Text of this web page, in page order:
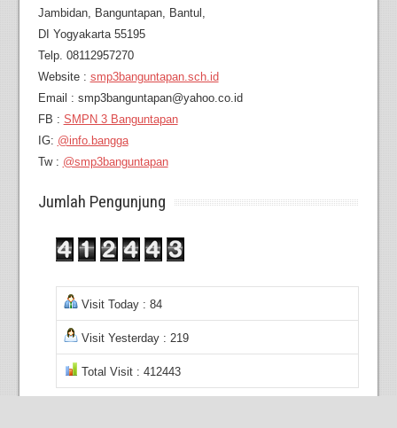
Jambidan,
Banguntapan, Bantul,
DI Yogyakarta 55195
Telp. 08112957270
Website : smp3banguntapan.sch.id
Email : smp3banguntapan@yahoo.co.id
FB : SMPN 3 Banguntapan
IG: @info.bangga
Tw : @smp3banguntapan
Jumlah Pengunjung
Visit Today : 84
Visit Yesterday : 219
Total Visit : 412443